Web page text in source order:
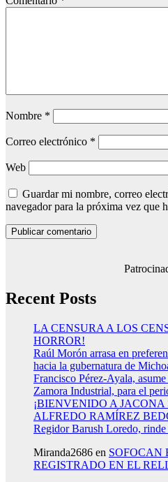
Nombre *
Correo electrónico *
Web
Guardar mi nombre, correo
navegador para la próxima vez que
Recent Posts
LA CENSURA A LOS
HORROR!
Raúl Morón arrasa en
hacia la gubernatura de
Francisco Pérez-Ayala,
Zamora Industrial, para el
¡BIENVENIDO A
ALFREDO RAMÍREZ
Regidor Barush Loredo,
Miranda2686 en SOFOCAN
REGISTRADO EN EL